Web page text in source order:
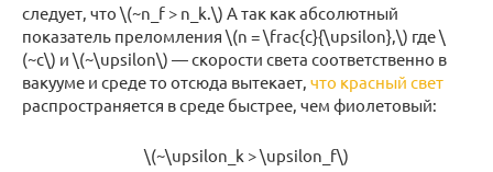
следует, что \(~n_f > n_k.\) А так как абсолютный
показатель преломления \(n = \frac{c}{\upsilon},\) где \
(~c\) и \(~\upsilon\) — скорости света соответственно в
вакууме и среде то отсюда вытекает, что красный свет
распространяется в среде быстрее, чем фиолетовый:
\(~\upsilon_k > \upsilon_f\)